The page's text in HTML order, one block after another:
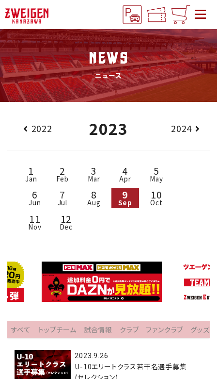
NEWS
ニュース
2022 2023 2024
1
Jan
2
Feb
3
Mar
4
Apr
5
May
6
Jun
7
Jul
8
Aug
9
Sep
10
Oct
11
Nov
12
Dec
すべて トップチーム 試合情報 クラブ ファンクラブ グッズ
2023.9.26
U-10エリートクラス若干名選手募集